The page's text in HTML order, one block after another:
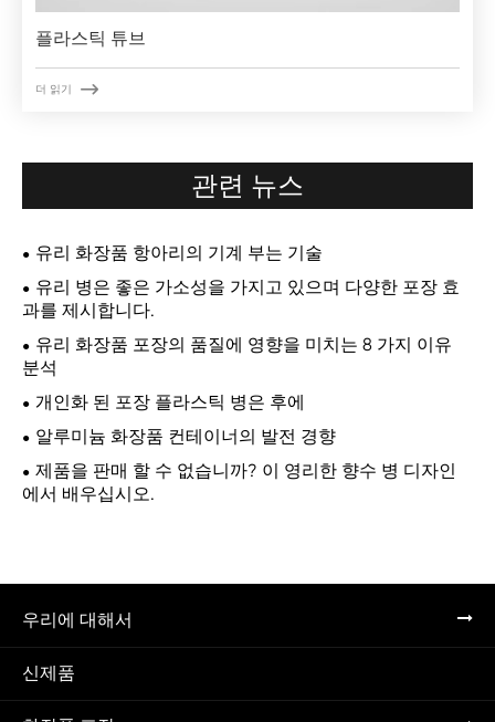
플라스틱 튜브
더 읽기 
관련 뉴스
유리 화장품 항아리의 기계 부는 기술
유리 병은 좋은 가소성을 가지고 있으며 다양한 포장 효
과를 제시합니다.
유리 화장품 포장의 품질에 영향을 미치는 8 가지 이유
분석
개인화 된 포장 플라스틱 병은 후에
알루미늄 화장품 컨테이너의 발전 경향
제품을 판매 할 수 없습니까? 이 영리한 향수 병 디자인
에서 배우십시오.
우리에 대해서
신제품